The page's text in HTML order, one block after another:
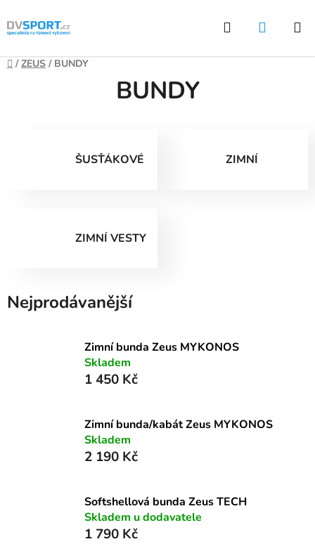
Přejít
na
Hledat
Domů
/ ZEUS / BUNDY
BUNDY
ŠUSŤÁKOVÉ ZIMNÍ
ZIMNÍ VESTY
Nejprodávanější
Zimní bunda Zeus MYKONOS
Skladem
1 450 Kč
Zimní bunda/kabát Zeus MYKONOS
Skladem
2 190 Kč
Softshellová bunda Zeus TECH
Skladem u dodavatele
1 790 Kč